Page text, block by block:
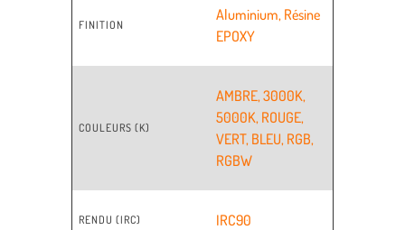
FINITION
Aluminium, Résine
EPOXY
COULEURS (K)
AMBRE,3000K,
5000K, ROUGE,
VERT, BLEU, RGB,
RGBW
RENDU (IRC) IRC90